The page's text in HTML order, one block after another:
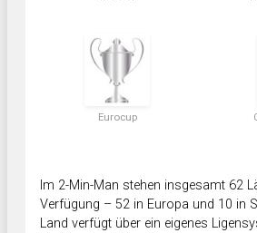
Eurocup
Im 2-Min-Man stehen insgesamt 62
Verfügung – 52 in Europa und 10 in
Land verfügt über ein eigenes